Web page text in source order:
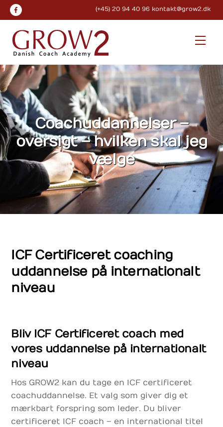
Skip
to
content
(+45) 20 94 40 96 kontakt@grow2.dk
Coachuddannelser –
oversigt – hvilken skal jeg
vælge
ICF Certificeret coaching
uddannelse på internationalt
niveau
Bliv ICF Certificeret coach med
vores uddannelse på internationalt
niveau
Hos GROW2 kan du tage en ICF certificeret
coachuddannelse. Et valg som giver dig et
mærkbart forspring som leder. Du bliver
certificeret ICF coach – en international titel